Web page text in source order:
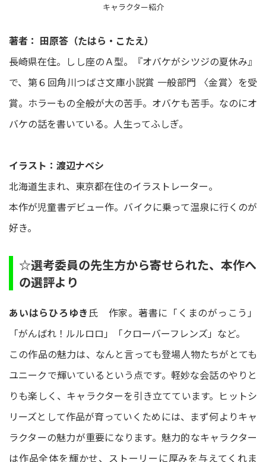
キャラクター紹介
著者： 田原答（たはら・こたえ）
長崎県在住。しし座のＡ型。『オバケがシツジの夏休み』
で、第６回角川つばさ文庫小説賞 一般部門 〈金賞〉を受
賞。ホラーもの全般が大の苦手。オバケも苦手。なのにオ
バケの話を書いている。人生ってふしぎ。
イラスト：渡辺ナベシ
北海道生まれ、東京都在住のイラストレーター。
本作が児童書デビュー作。バイクに乗って温泉に行くのが
好き。
☆選考委員の先生方から寄せられた、本作へ
の選評より
あいはらひろゆき 氏 作家。著書に「くまのがっこう」
「がんばれ！ルルロロ」「クローバーフレンズ」など。
この作品の魅力は、なんと言っても登場人物たちがとても
ユニークで輝いているという点です。軽妙な会話のやりと
りも楽しく、キャラクターを引き立てています。ヒットシ
リーズとして作品が育っていくためには、まず何よりキャ
ラクターの魅力が重要になります。魅力的なキャラクター
は作品全体を輝かせ、ストーリーに厚みを与えてくれま